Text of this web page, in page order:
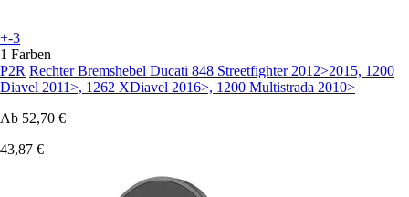
+-3
1 Farben
P2R Rechter Bremshebel Ducati 848 Streetfighter 2012>2015, 1200
Diavel 2011>, 1262 XDiavel 2016>, 1200 Multistrada 2010>
Ab 52,70 €
43,87 €